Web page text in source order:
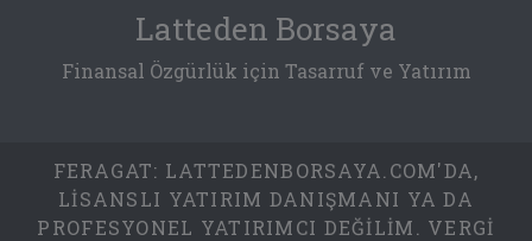
Latteden Borsaya
Finansal Özgürlük için Tasarruf ve Yatırım
FERAGAT: LATTEDENBORSAYA.COM'DA,
LISANSLI YATIRIM DANIŞMANI YA DA
PROFESYONEL YATIRIMCI DEĞILIM. VERGI